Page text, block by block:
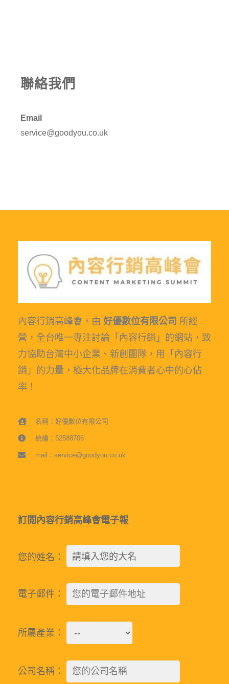
聯絡我們
Email
service@goodyou.co.uk
內容行銷高峰會，由 好優數位有限公司 所經
營，全台唯一專注討論「內容行銷」的網站，致
力協助台灣中小企業、新創團隊，用「內容行
銷」的力量，極大化品牌在消費者心中的心佔
率！
名稱：好優數位有限公司
統編：52588706
mail：service@goodyou.co.uk
訂閱內容行銷高峰會電子報
您的姓名：
電子郵件：
所屬產業：
公司名稱：